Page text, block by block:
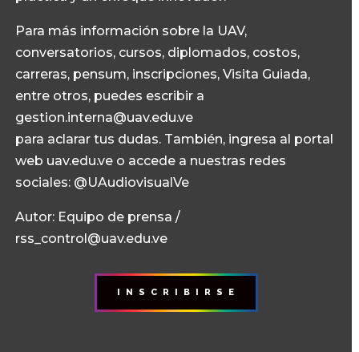
Para más información sobre la UAV,
conversatorios, cursos, diplomados, costos,
carreras, pensum, inscripciones, Visita Guiada,
entre otros, puedes escribir a
gestion.interna@uav.edu.ve
para aclarar tus dudas. También, ingresa al portal
web uav.edu.ve o accede a nuestras redes
sociales: @UAudiovisualVe
Autor: Equipo de prensa /
rss_control@uav.edu.ve
I N S C R I B I R S E